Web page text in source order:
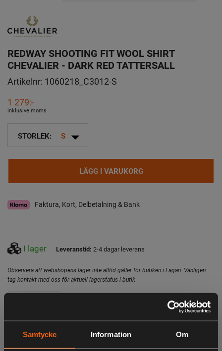
Samtycke Information Om
REDWAY SHOOTING FIT WOOL SHIRT
CHEVALIER - DARK RED TATTERSALL
Artikelnr: 1060218_C3012-S
1 279:-
inklusive moms
STORLEK: S arrow_drop_down
LÄGG I VARUKORG
Faktura, Kort, Delbetalning & Bank
I lager Leveranstid: 2-4 dagar leverans
Observera att webshopens lager inte alltid gäller för butiken i Lagan. Vänligen
tag kontakt med oss för aktuell lagerstatus i butik
Mjukt tyg i Ull och bomull - Klassisk tattersall ruta